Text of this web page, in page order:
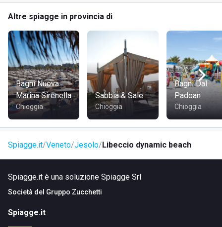
Si può accedere allo stabilimento tramite il lungomare,
dunque si trova nelle vicinanze del centro abitato; è
facilmente raggiungibile a piedi, in bicicletta, in auto o con i
mezzi pubblici.
Altre spiagge in provincia di
Bagni Nuova
Marina Sirenella
Chioggia
Sabbia & Sale
Chioggia
Bagni Dal
Padoan
Chioggia
Spiagge.it Veneto Jesolo Libeccio dynamic beach
Spiagge.it è una soluzione Spiagge Srl
Società del Gruppo Zucchetti
Spiagge.it